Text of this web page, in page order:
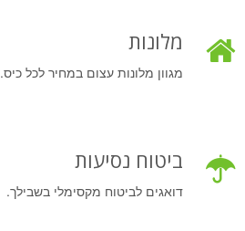
מלונות
מגוון מלונות עצום במחיר לכל כיס.
ביטוח נסיעות
דואגים לביטוח מקסימלי בשבילך.